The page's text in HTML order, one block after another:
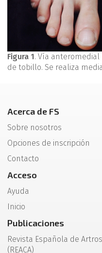
Figura 1. Vía
de tobillo. Se realiza
Acerca de FS
Sobre nosotros
Opciones de inscripción
Contacto
Acceso
Ayuda
Inicio
Publicaciones
Revista Española de
(REACA)